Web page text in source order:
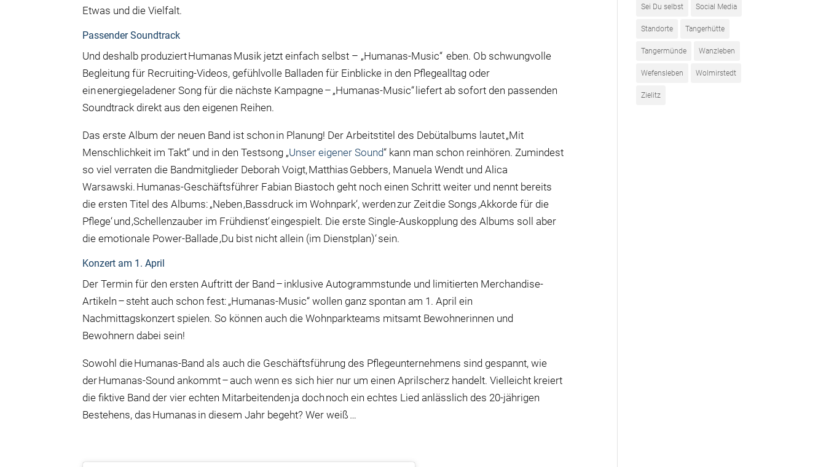
Etwas und die Vielfalt.
Passender Soundtrack
Und deshalb produziert Humanas Musik jetzt einfach selbst – „Humanas-Music“ eben. Ob schwungvolle
Begleitung für Recruiting-Videos, gefühlvolle Balladen für Einblicke in den Pflegealltag oder
ein energiegeladener Song für die nächste Kampagne – „Humanas-Music“ liefert ab sofort den passenden
Soundtrack direkt aus den eigenen Reihen.
Das erste Album der neuen Band ist schon in Planung! Der Arbeitstitel des Debütalbums lautet „Mit
Menschlichkeit im Takt“ und in den Testsong „Unser eigener Sound“ kann man schon reinhören. Zumindest
so viel verraten die Bandmitglieder Deborah Voigt, Matthias Gebbers, Manuela Wendt und Alica
Warsawski. Humanas-Geschäftsführer Fabian Biastoch geht noch einen Schritt weiter und nennt bereits
die ersten Titel des Albums: „Neben ‚Bassdruck im Wohnpark‘, werden zur Zeit die Songs ‚Akkorde für die
Pflege‘ und ‚Schellenzauber im Frühdienst‘ eingespielt. Die erste Single-Auskopplung des Albums soll aber
die emotionale Power-Ballade ‚Du bist nicht allein (im Dienstplan)‘ sein.
Konzert am 1. April
Der Termin für den ersten Auftritt der Band – inklusive Autogrammstunde und limitierten Merchandise-
Artikeln – steht auch schon fest: „Humanas-Music“ wollen ganz spontan am 1. April ein
Nachmittagskonzert spielen. So können auch die Wohnparkteams mitsamt Bewohnerinnen und
Bewohnern dabei sein!
Sowohl die Humanas-Band als auch die Geschäftsführung des Pflegeunternehmens sind gespannt, wie
der Humanas-Sound ankommt – auch wenn es sich hier nur um einen Aprilscherz handelt. Vielleicht kreiert
die fiktive Band der vier echten Mitarbeitenden ja doch noch ein echtes Lied anlässlich des 20-jährigen
Bestehens, das Humanas in diesem Jahr begeht? Wer weiß …
Sei Du selbst Social Media
Standorte Tangerhütte
Tangermünde Wanzleben
Wefensleben Wolmirstedt
Zielitz